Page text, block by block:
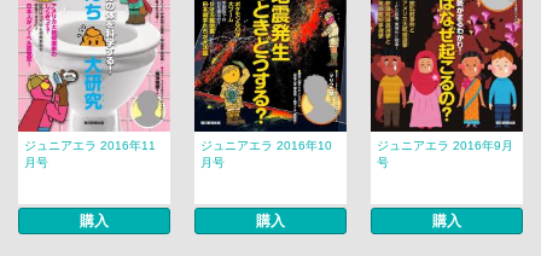
ジュニアエラ 2016年11
月号
購入
ジュニアエラ 2016年10
月号
購入
ジュニアエラ 2016年9月
号
購入